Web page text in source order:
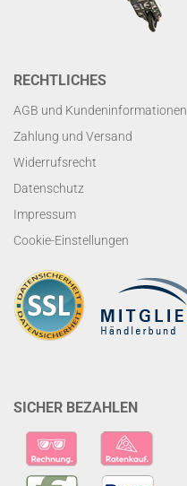
RECHTLICHES
AGB und Kundeninformationen
Zahlung und Versand
Widerrufsrecht
Datenschutz
Impressum
Cookie-Einstellungen
SICHER BEZAHLEN